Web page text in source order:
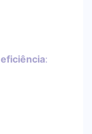
eficiência: